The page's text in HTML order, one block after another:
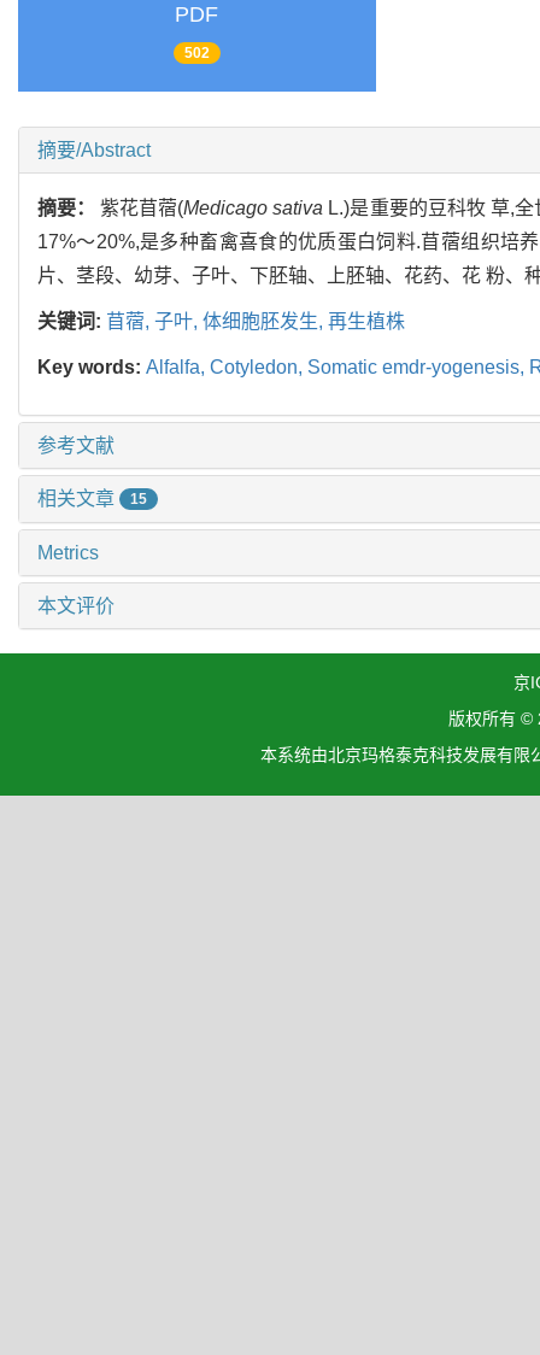
PDF
502
摘要/Abstract
摘要：紫花苜蓿(Medicago sativa L.)是重要的豆科牧 草,
17%～20%,是多种畜禽喜食的优质蛋白饲料.苜蓿组织培
片、茎段、幼芽、子叶、下胚轴、上胚轴、花药、花 粉、
关键词: 苜蓿, 子叶, 体细胞胚发生, 再生植株
Key words: Alfalfa, Cotyledon, Somatic emdr-yogenesis,
参考文献
相关文章 15
Metrics
本文评价
京
版权所有 ©
本系统由北京玛格泰克科技发展有